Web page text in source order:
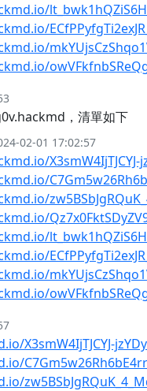
，清單如下
02-01 17:02:57
X3smW4IjTJCYJ-
X3smW4IjTJCYJ-